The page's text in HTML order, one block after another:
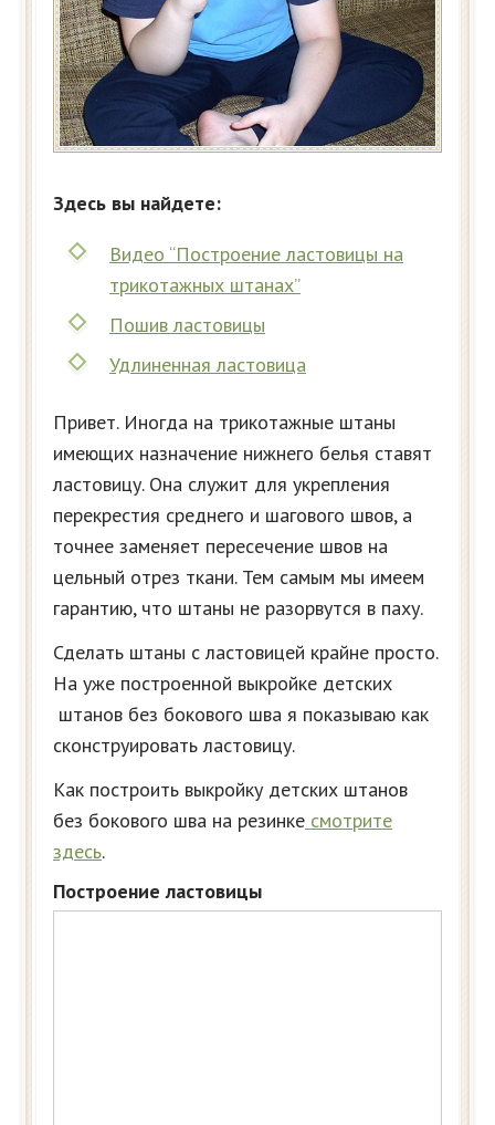
Здесь вы найдете:
Видео “Построение ластовицы на
трикотажных штанах”
Пошив ластовицы
Удлиненная ластовица
Привет. Иногда на трикотажные штаны
имеющих назначение нижнего белья ставят
ластовицу. Она служит для укрепления
перекрестия среднего и шагового швов, а
точнее заменяет пересечение швов на
цельный отрез ткани. Тем самым мы имеем
гарантию, что штаны не разорвутся в паху.
Сделать штаны с ластовицей крайне просто.
На уже построенной выкройке детских
штанов без бокового шва я показываю как
сконструировать ластовицу.
Как построить выкройку детских штанов
без бокового шва на резинке смотрите
здесь.
Построение ластовицы